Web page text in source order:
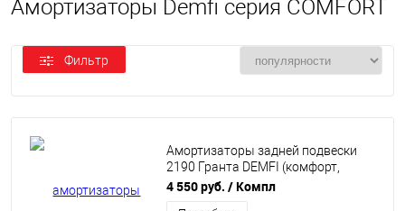
Амортизаторы Demfi cерия COMFORT
Фильтр
Амортизаторы задней подвески
2190 Гранта DEMFI (комфорт,
газомасляные) 2шт SRC9010
4 550 руб. / Компл